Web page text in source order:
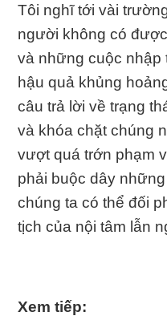
Tôi nghĩ tới vài
người không có
và những cuộc nhập
hậu quả khủng
câu trả lời về trạng
và khóa chặt chúng
vượt quá trớn phạm
phải buộc dây
chúng ta có thể đối
tịch của nội tâm lẫn
Xem tiếp: